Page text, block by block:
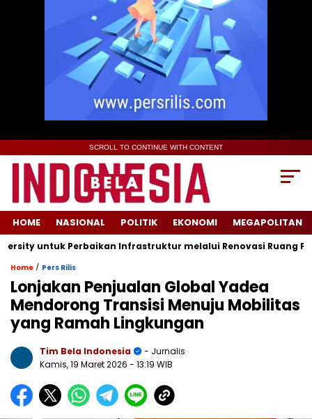
SCROLL TO CONTINUE WITH CONTENT
HOME NASIONAL POLITIK EKONOMI MEGAPOLITAN
untuk Perbaikan Infrastruktur melalui Renovasi Ruang Publik
Home / Pers Rilis
Lonjakan Penjualan Global Yadea
Mendorong Transisi Menuju Mobilitas
yang Ramah Lingkungan
Tim Bela Indonesia
- Jurnalis
Kamis, 19 Maret 2026 - 13:19 WIB